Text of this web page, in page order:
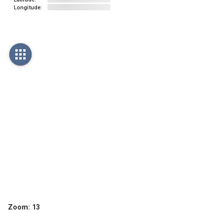
Longitude:
Zoom: 13